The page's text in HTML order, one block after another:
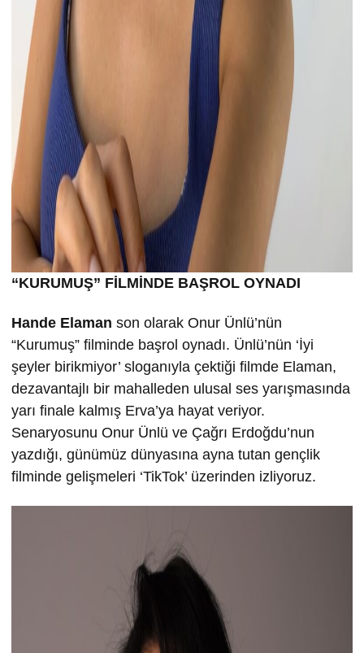
“KURUMUŞ” FİLMİNDE BAŞROL OYNADI
Hande Elaman son olarak Onur Ünlü’nün
“Kurumuş” filminde başrol oynadı. Ünlü’nün ‘İyi
şeyler birikmiyor’ sloganıyla çektiği filmde Elaman,
dezavantajlı bir mahalleden ulusal ses yarışmasında
yarı finale kalmış Erva’ya hayat veriyor.
Senaryosunu Onur Ünlü ve Çağrı Erdoğdu’nun
yazdığı, günümüz dünyasına ayna tutan gençlik
filminde gelişmeleri ‘TikTok’ üzerinden izliyoruz.